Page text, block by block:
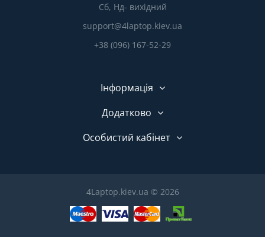
Сб, Нд- вихідний
support@4laptop.kiev.ua
+38 (096) 167-52-29
Інформація
Додатково
Особистий кабінет
4Laptop.kiev.ua © 2026